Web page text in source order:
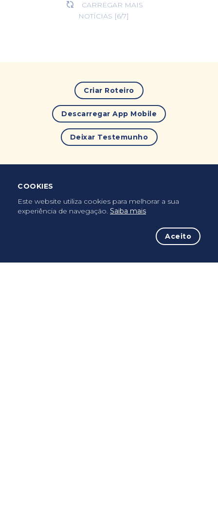
COOKIES
Este website utiliza cookies para melhorar a sua
experiência de navegação. Saiba mais
Aceito

CARREGAR MAIS
NOTÍCIAS [6/7]
Criar Roteiro
Descarregar App Mobile
Deixar Testemunho
Uma vez peregrino, peregrino para sempre...